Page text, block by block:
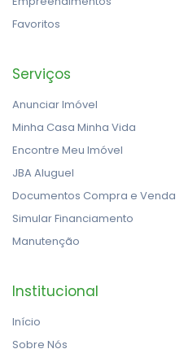
Favoritos
Serviços
Anunciar Imóvel
Minha Casa Minha Vida
Encontre Meu Imóvel
JBA Aluguel
Documentos Compra e Venda
Simular Financiamento
Manutenção
Institucional
Início
Sobre Nós